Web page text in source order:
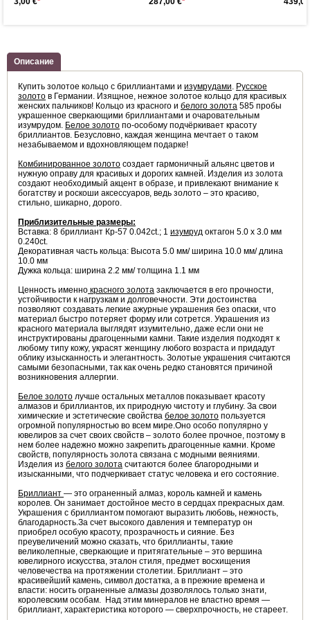
Описание
Купить золотое кольцо с бриллиантами и изумрудами. Русское
золото в Германии. Изящное, нежное золотое кольцо для красивых
женских пальчиков! Кольцо из красного и белого золота 585 пробы
украшенное сверкающими бриллиантами и очаровательным
изумрудом. Белое золото по-особому подчёркивает красоту
бриллиантов. Безусловно, каждая женщина мечтает о таком
незабываемом и вдохновляющем подарке!
Комбинированное золото создает гармоничный альянс цветов и
нужную оправу для красивых и дорогих камней. Изделия из золота
создают необходимый акцент в образе, и привлекают внимание к
богатству и роскоши аксессуаров, ведь золото – это красиво,
стильно, шикарно, дорого.
Приблизительные размеры:
Вставка: 8 бриллиант Кр-57 0.042ct.; 1 изумруд октагон 5.0 х 3.0 мм
0.240ct.
Декоративная часть кольца: Высота 5.0 мм/ ширина 10.0 мм/ длина
10.0 мм
Дужка кольца: ширина 2.2 мм/ толщина 1.1 мм
Ценность именно красного золота заключается в его прочности,
устойчивости к нагрузкам и долговечности. Эти достоинства
позволяют создавать легкие ажурные украшения без опаски, что
материал быстро потеряет форму или сотрется. Украшения из
красного материала выглядят изумительно, даже если они не
инструктированы драгоценными камни. Такие изделия подходят к
любому типу кожу, украсят женщину любого возраста и придадут
облику изысканность и элегантность. Золотые украшения считаются
самыми безопасными, так как очень редко становятся причиной
возникновения аллергии.
Белое золото лучше остальных металлов показывает красоту
алмазов и бриллиантов, их природную чистоту и глубину. За свои
химические и эстетические свойства белое золото пользуется
огромной популярностью во всем мире.Оно особо популярно у
ювелиров за счет своих свойств – золото более прочное, поэтому в
нем более надежно можно закрепить драгоценные камни. Кроме
свойств, популярность золота связана с модными веяниями.
Изделия из белого золота считаются более благородными и
изысканными, что подчеркивает статус человека и его состояние.
Бриллиант — это ограненный алмаз, король камней и камень
королев. Он занимает достойное место в сердцах прекрасных дам.
Украшения с бриллиантом помогают выразить любовь, нежность,
благодарность.За счет высокого давления и температур он
приобрел особую красоту, прозрачность и сияние. Без
преувеличений можно сказать, что бриллианты, такие
великолепные, сверкающие и притягательные – это вершина
ювелирного искусства, эталон стиля, предмет восхищения
человечества на протяжении столетии. Бриллиант – это
красивейший камень, символ достатка, а в прежние времена и
власти: носить ограненные алмазы дозволялось только знати,
королевским особам. Над этим минералов не властно время —
бриллиант, характеристика которого — сверхпрочность, не стареет.